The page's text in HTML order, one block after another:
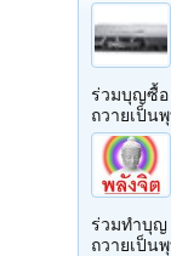
ร่วมบุญซื้อ
ถวายเป็น
ร่วมทำบุญ
ถวายเป็น